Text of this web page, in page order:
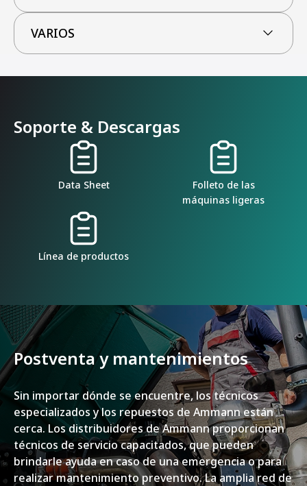
VARIOS
Soporte & Descargas
Data Sheet
Folleto de las
máquinas ligeras
Línea de productos
Postventa y mantenimientos
Sin importar dónde se encuentre, los técnicos
especializados y los repuestos de Ammann están
cerca. Los distribuidores de Ammann proporcionan
técnicos de servicio capacitados, que pueden
brindarle ayuda en caso de una emergencia o para
realizar mantenimiento preventivo. La amplia red de